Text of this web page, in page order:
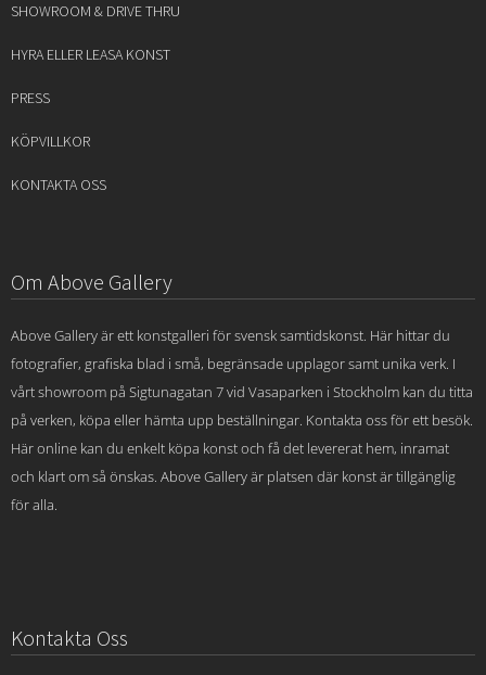
SHOWROOM & DRIVE THRU
HYRA ELLER LEASA KONST
PRESS
KÖPVILLKOR
KONTAKTA OSS
Om Above Gallery
Above Gallery är ett konstgalleri för svensk samtidskonst. Här hittar du
fotografier, grafiska blad i små, begränsade upplagor samt unika verk. I
vårt showroom på Sigtunagatan 7 vid Vasaparken i Stockholm kan du titta
på verken, köpa eller hämta upp beställningar. Kontakta oss för ett besök.
Här online kan du enkelt köpa konst och få det levererat hem, inramat
och klart om så önskas. Above Gallery är platsen där konst är tillgänglig
för alla.
Kontakta Oss